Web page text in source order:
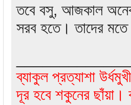
তবে বসু, আজকাল অনেক
সরব হতে। তাদের
ব্যাকুল প্রত্যাশা
দূর হবে শকুনের ছাঁয়া।